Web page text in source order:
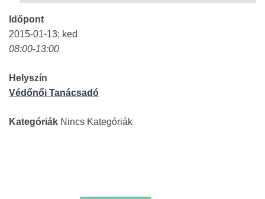
Időpont
2015-01-13; ked
08:00-13:00
Helyszín
Védőnői Tanácsadó
Kategóriák Nincs Kategóriák